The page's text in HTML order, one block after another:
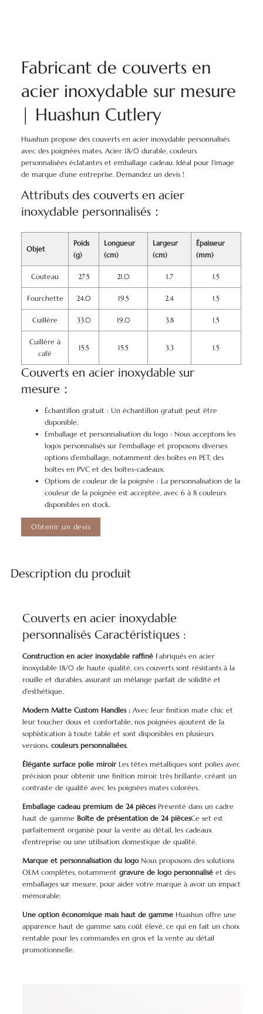
Fabricant de couverts en
acier inoxydable sur mesure
| Huashun Cutlery
Huashun propose des couverts en acier inoxydable personnalisés
avec des poignées mates. Acier 18/0 durable, couleurs
personnalisées éclatantes et emballage cadeau. Idéal pour l'image
de marque d'une entreprise. Demandez un devis !
Attributs des couverts en acier
inoxydable personnalisés：
Objet
Poids
(g)
Longueur
(cm)
Largeur
(cm)
Épaisseur
(mm)
Couteau 27.5 21.0 1.7 1.5
Fourchette 24.0 19.5 2.4 1.5
Cuillère 33.0 19.0 3.8 1.5
Cuillère à
café
15.5 15.5 3.3 1.5
Couverts en acier inoxydable sur
mesure：
Échantillon gratuit : Un échantillon gratuit peut être
disponible.
Emballage et personnalisation du logo : Nous acceptons les
logos personnalisés sur l'emballage et proposons diverses
options d'emballage, notamment des boîtes en PET, des
boîtes en PVC et des boîtes-cadeaux.
Options de couleur de la poignée : La personnalisation de la
couleur de la poignée est acceptée, avec 6 à 8 couleurs
disponibles en stock.
Obtenir un devis
Description du produit
Couverts en acier inoxydable
personnalisés Caractéristiques :
Construction en acier inoxydable raffinéFabriqués en acier
inoxydable 18/0 de haute qualité, ces couverts sont résistants à la
rouille et durables, assurant un mélange parfait de solidité et
d'esthétique.
Modern Matte Custom Handles :Avec leur finition mate chic et
leur toucher doux et confortable, nos poignées ajoutent de la
sophistication à toute table et sont disponibles en plusieurs
versions. couleurs personnalisées.
Élégante surface polie miroirLes têtes métalliques sont polies avec
précision pour obtenir une finition miroir très brillante, créant un
contraste de qualité avec les poignées mates colorées.
Emballage cadeau premium de 24 piècesPrésenté dans un cadre
haut de gamme Boîte de présentation de 24 piècesCe set est
parfaitement organisé pour la vente au détail, les cadeaux
d'entreprise ou une utilisation domestique de qualité.
Marque et personnalisation du logoNous proposons des solutions
OEM complètes, notamment gravure de logo personnaliséet des
emballages sur mesure, pour aider votre marque à avoir un impact
mémorable.
Une option économique mais haut de gammeHuashun offre une
apparence haut de gamme sans coût élevé, ce qui en fait un choix
rentable pour les commandes en gros et la vente au détail
promotionnelle.